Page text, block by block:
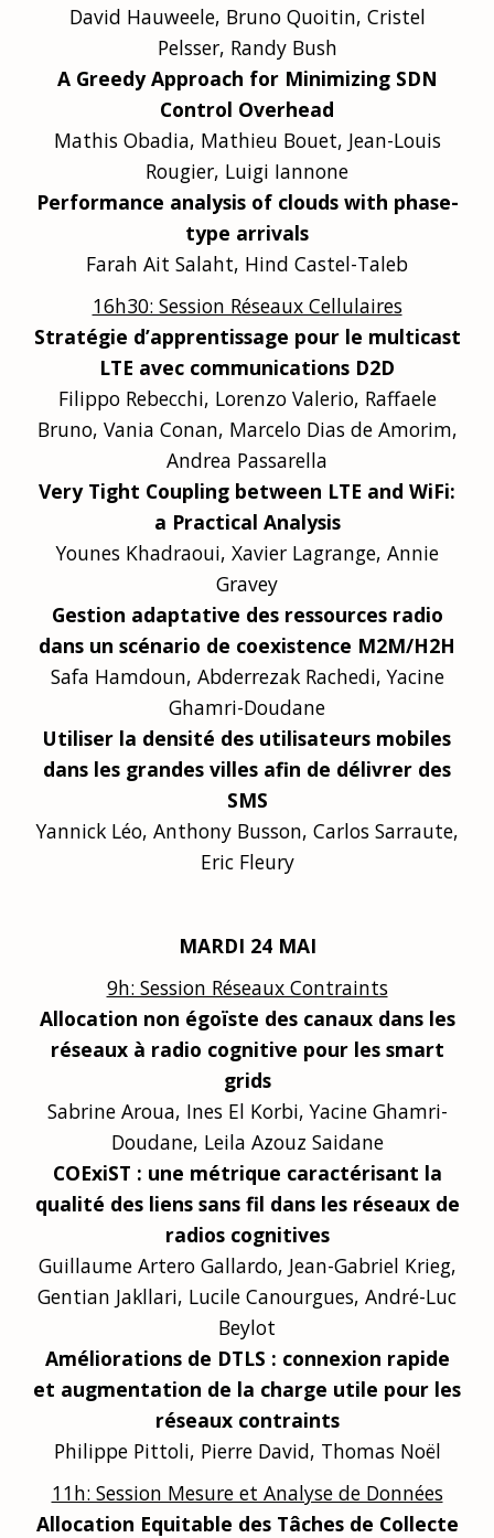
David Hauweele, Bruno Quoitin, Cristel
Pelsser, Randy Bush
A Greedy Approach for Minimizing SDN
Control Overhead
Mathis Obadia, Mathieu Bouet, Jean-Louis
Rougier, Luigi Iannone
Performance analysis of clouds with phase-
type arrivals
Farah Ait Salaht, Hind Castel-Taleb
16h30: Session Réseaux Cellulaires
Stratégie d’apprentissage pour le multicast
LTE avec communications D2D
Filippo Rebecchi, Lorenzo Valerio, Raffaele
Bruno, Vania Conan, Marcelo Dias de Amorim,
Andrea Passarella
Very Tight Coupling between LTE and WiFi:
a Practical Analysis
Younes Khadraoui, Xavier Lagrange, Annie
Gravey
Gestion adaptative des ressources radio
dans un scénario de coexistence M2M/H2H
Safa Hamdoun, Abderrezak Rachedi, Yacine
Ghamri-Doudane
Utiliser la densité des utilisateurs mobiles
dans les grandes villes afin de délivrer des
SMS
Yannick Léo, Anthony Busson, Carlos Sarraute,
Eric Fleury
MARDI 24 MAI
9h: Session Réseaux Contraints
Allocation non égoïste des canaux dans les
réseaux à radio cognitive pour les smart
grids
Sabrine Aroua, Ines El Korbi, Yacine Ghamri-
Doudane, Leila Azouz Saidane
COExiST : une métrique caractérisant la
qualité des liens sans fil dans les réseaux de
radios cognitives
Guillaume Artero Gallardo, Jean-Gabriel Krieg,
Gentian Jakllari, Lucile Canourgues, André-Luc
Beylot
Améliorations de DTLS : connexion rapide
et augmentation de la charge utile pour les
réseaux contraints
Philippe Pittoli, Pierre David, Thomas Noël
11h: Session Mesure et Analyse de Données
Allocation Equitable des Tâches de Collecte